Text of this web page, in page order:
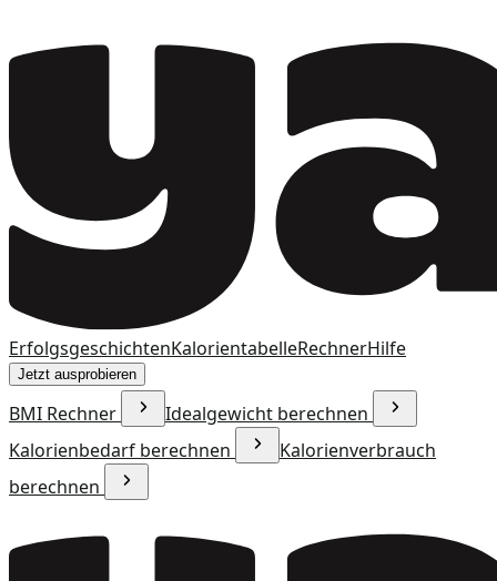
ErfolgsgeschichtenKalorientabelleRechnerHilfe
Jetzt ausprobieren
BMI Rechner
Idealgewicht berechnen
Kalorienbedarf berechnen
Kalorienverbrauch
berechnen